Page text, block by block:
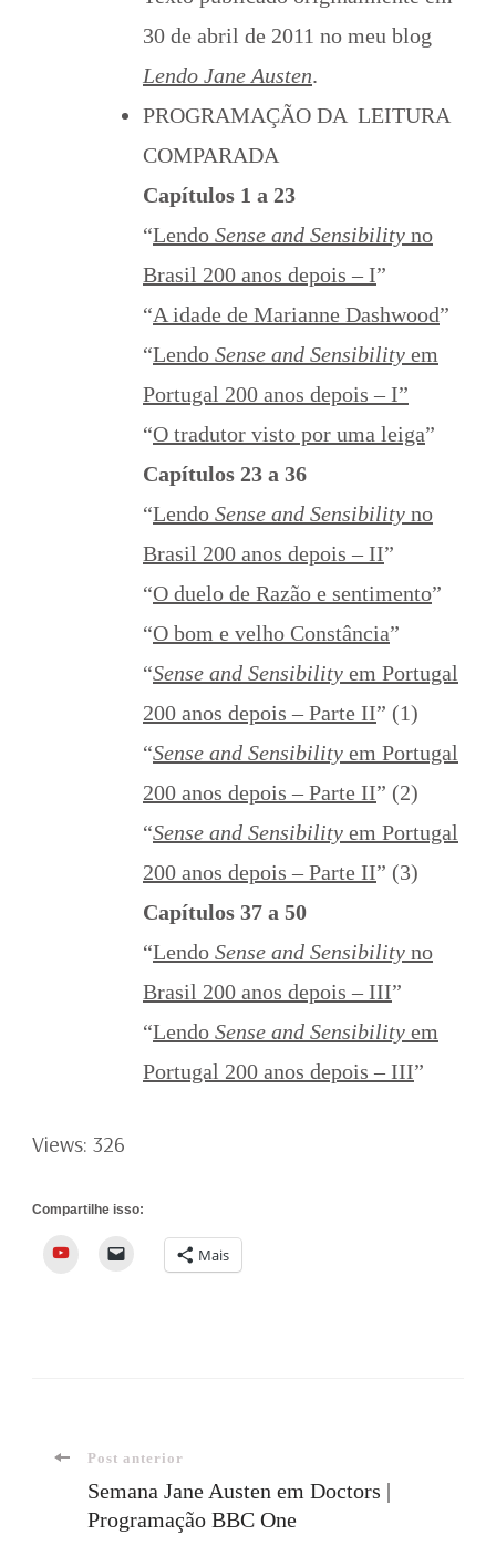
30 de abril de 2011 no meu blog
Lendo Jane Austen.
PROGRAMAÇÃO DA LEITURA
COMPARADA
Capítulos 1 a 23
“Lendo Sense and Sensibility no
Brasil 200 anos depois – I”
“A idade de Marianne Dashwood”
“Lendo Sense and Sensibility em
Portugal 200 anos depois – I”
“O tradutor visto por uma leiga”
Capítulos 23 a 36
“Lendo Sense and Sensibility no
Brasil 200 anos depois – II”
“O duelo de Razão e sentimento”
“O bom e velho Constância”
“Sense and Sensibility em Portugal
200 anos depois – Parte II” (1)
“Sense and Sensibility em Portugal
200 anos depois – Parte II” (2)
“Sense and Sensibility em Portugal
200 anos depois – Parte II” (3)
Capítulos 37 a 50
“Lendo Sense and Sensibility no
Brasil 200 anos depois – III”
“Lendo Sense and Sensibility em
Portugal 200 anos depois – III”
Views: 326
Compartilhe isso:
YouTube Mais
Navegação
Post anterior
Semana Jane Austen em Doctors |
Programação BBC One